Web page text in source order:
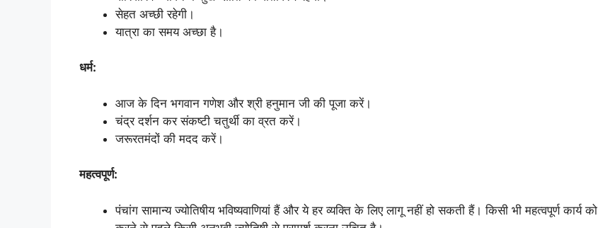
सेहत अच्छी रहेगी।
यात्रा का समय अच्छा है।
धर्म:
आज के दिन भगवान गणेश और श्री हनुमान जी की पूजा करें।
चंद्र दर्शन कर संकष्टी चतुर्थी का व्रत करें।
जरूरतमंदों की मदद करें।
महत्वपूर्ण:
पंचांग सामान्य ज्योतिषीय भविष्यवाणियां हैं और ये हर व्यक्ति के लिए लागू नहीं हो सकती हैं। किसी भी महत्वपूर्ण कार्य को